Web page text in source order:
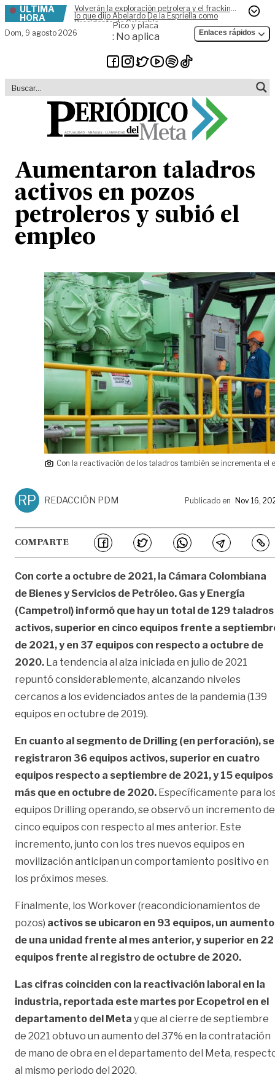
Skip to content
ÚLTIMA
HORA
Volverán la exploración petrolera y el fracking,
lo que dijo Abelardo De la Espriella como
Presidente de Colombia
Dom, 9 agosto 2026
Pico y placa
: No aplica Enlaces rápidos
Aumentaron taladros
activos en pozos
petroleros y subió el
empleo
Con la reactivación de los taladros también se incrementa el
RP REDACCIÓN PDM Publicado en Nov 16,
COMPARTE
Con corte a octubre de 2021, la Cámara Colombiana
de Bienes y Servicios de Petróleo. Gas y Energía
(Campetrol) informó que hay un total de 129 taladros
activos, superior en cinco equipos frente a
de 2021, y en 37 equipos con respecto a octubre de
2020. La tendencia al alza iniciada en julio de 2021
repuntó considerablemente, alcanzando niveles
cercanos a los evidenciados antes de la pandemia (139
equipos en octubre de 2019).
En cuanto al segmento de Drilling (en perforación), se
registraron 36 equipos activos, superior en cuatro
equipos respecto a septiembre de 2021, y 15 equipos
más que en octubre de 2020. Específicamente para
equipos Drilling operando, se observó un incremento de
cinco equipos con respecto al mes anterior. Este
incremento, junto con los tres nuevos equipos en
movilización anticipan un comportamiento positivo en
los próximos meses.
Finalmente, los Workover (reacondicionamientos de
pozos) activos se ubicaron en 93 equipos, un aumento
de una unidad frente al mes anterior, y superior en 22
equipos frente al registro de octubre de 2020.
Las cifras coinciden con la reactivación laboral en la
industria, reportada este martes por Ecopetrol en el
departamento del Meta y que al cierre de septiembre
de 2021 obtuvo un aumento del 37% en la contratación
de mano de obra en el departamento del Meta,
al mismo periodo del 2020.